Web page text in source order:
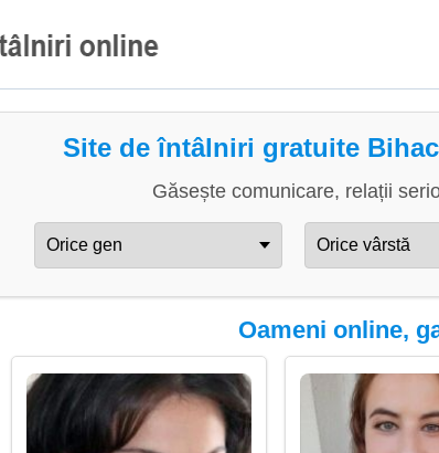
Site de întâlniri gratuite
Găsește comunicare, relații
Oameni online,